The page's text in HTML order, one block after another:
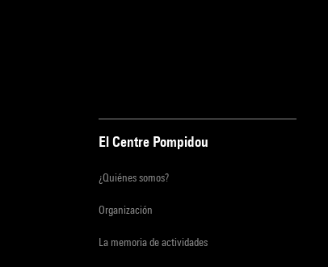
El Centre Pompidou
¿Quiénes somos?
Organización
La memoria de actividades